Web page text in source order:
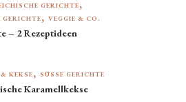
GERICHTE
VEGGIE & CO.
– 2 Rezeptideen
KEKSE SÜSSE GERICHTE
Karamellkekse